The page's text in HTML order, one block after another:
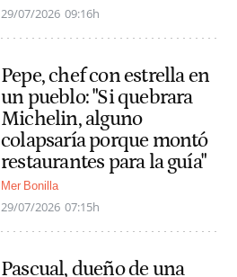
29/07/2026 09:16h
Pepe, chef con estrella en
un pueblo: "Si quebrara
Michelin, alguno
colapsaría porque montó
restaurantes para la guía"
Mer Bonilla
29/07/2026 07:15h
Pascual, dueño de una